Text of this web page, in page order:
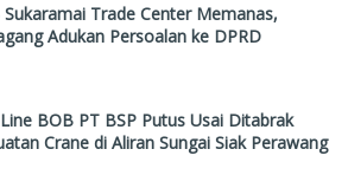
Sukaramai Trade Center Memanas,
Adukan Persoalan ke DPRD
BOB PT BSP Putus Usai Ditabrak
Crane di Aliran Sungai Siak Perawang